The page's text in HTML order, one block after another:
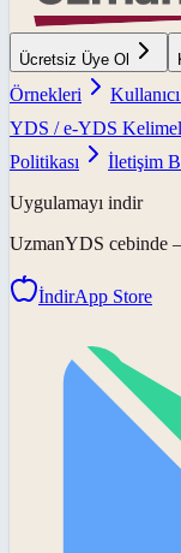
Ücretsiz Üye Ol
Örnekleri
YDS / e-YDS
Politikası
İletişim
Uygulamayı indir
UzmanYDS cebinde
İndirApp Store